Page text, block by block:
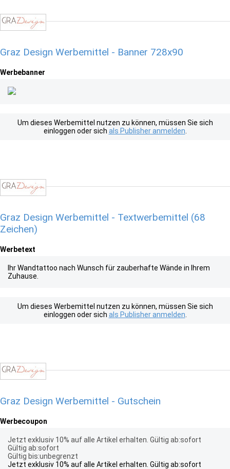
Graz Design Werbemittel - Banner 728x90
Werbebanner
Um dieses Werbemittel nutzen zu können, müssen Sie sich
einloggen oder sich als Publisher anmelden
Graz Design Werbemittel - Textwerbemittel (68
Zeichen)
Werbetext
Ihr Wandtattoo nach Wunsch für zauberhafte Wände in Ihrem
Zuhause.
Um dieses Werbemittel nutzen zu können, müssen Sie sich
einloggen oder sich als Publisher anmelden
Graz Design Werbemittel - Gutschein
Werbecoupon
Jetzt exklusiv 10% auf alle Artikel erhalten. Gültig ab:sofort
Gültig ab:sofort
Gültig bis:unbegrenzt
Jetzt exklusiv 10% auf alle Artikel erhalten. Gültig ab:sofort